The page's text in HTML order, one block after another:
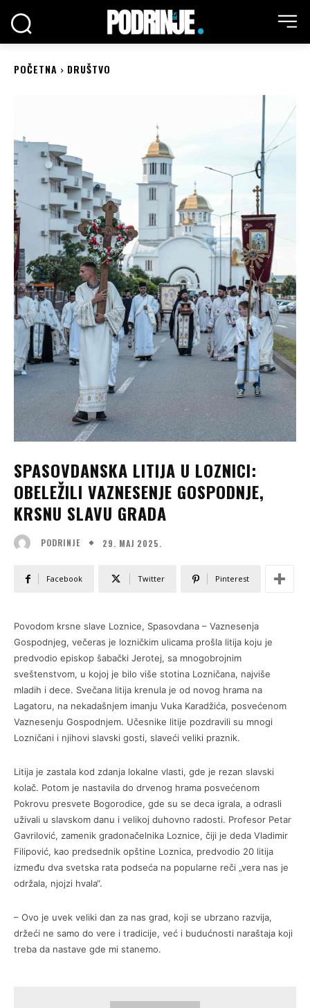
POČETNA DRUŠTVO
SPASOVDANSKA LITIJA U LOZNICI:
OBELEŽILI VAZNESENJE GOSPODNJE,
KRSNU SLAVU GRADA
PODRINJE 29. МАЈ 2025.
Facebook Twitter Pinterest
Povodom krsne slave Loznice, Spasovdana – Vaznesenja
Gospodnjeg, večeras je lozničkim ulicama prošla litija koju je
predvodio episkop šabački Jerotej, sa mnogobrojnim
sveštenstvom, u kojoj je bilo više stotina Lozničana, najviše
mladih i dece. Svečana litija krenula je od novog hrama na
Lagatoru, na nekadašnjem imanju Vuka Karadžića, posvećenom
Vaznesenju Gospodnjem. Učesnike litije pozdravili su mnogi
Lozničani i njihovi slavski gosti, slaveći veliki praznik.
Litija je zastala kod zdanja lokalne vlasti, gde je rezan slavski
kolač. Potom je nastavila do drvenog hrama posvećenom
Pokrovu presvete Bogorodice, gde su se deca igrala, a odrasli
uživali u slavskom danu i velikoj duhovno radosti. Profesor Petar
Gavrilović, zamenik gradonačelnika Loznice, čiji je deda Vladimir
Filipović, kao predsednik opštine Loznica, predvodio 20 litija
između dva svetska rata podseća na popularne reči „vera nas je
održala, njojzi hvala“.
– Ovo je uvek veliki dan za nas grad, koji se ubrzano razvija,
držeći ne samo do vere i tradicije, već i budućnosti naraštaja koji
treba da nastave gde mi stanemo.